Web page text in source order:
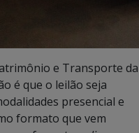
e Transporte da
é que o leilão seja
presencial e
formato que vem